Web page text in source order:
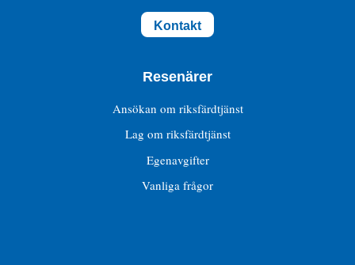
Kontakt
Resenärer
Ansökan om riksfärdtjänst
Lag om riksfärdtjänst
Egenavgifter
Vanliga frågor